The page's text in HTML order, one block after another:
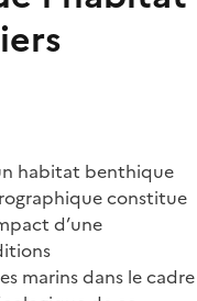
habitat benthique
constitue
d’une
marins dans le cadre